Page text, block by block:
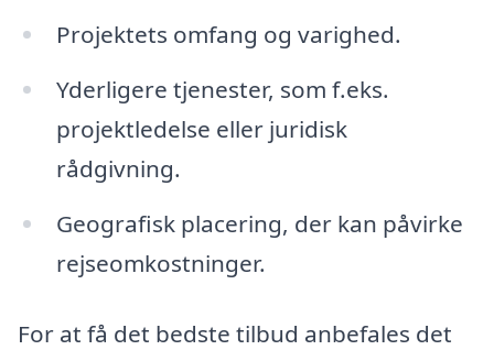
Projektets omfang og varighed.
Yderligere tjenester, som f.eks.
projektledelse eller juridisk
rådgivning.
Geografisk placering, der kan påvirke
rejseomkostninger.
For at få det bedste tilbud anbefales det